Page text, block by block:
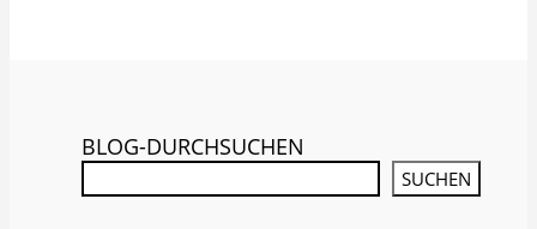
BLOG-DURCHSUCHEN
SUCHEN